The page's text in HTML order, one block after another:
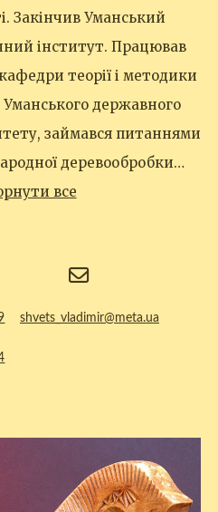
Закінчив Уманський
інститут. Працював
теорії і методики
Уманського державного
займався питаннями
деревообробки…
все
shvets_vladimir@meta.ua